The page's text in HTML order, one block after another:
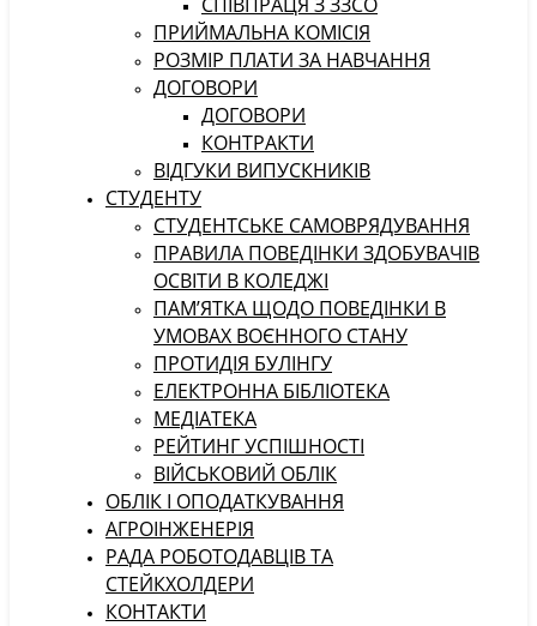
ПРИЙМАЛЬНА КОМІСІЯ
РОЗМІР ПЛАТИ ЗА НАВЧАННЯ
ДОГОВОРИ
ДОГОВОРИ
КОНТРАКТИ
ВІДГУКИ ВИПУСКНИКІВ
СТУДЕНТУ
CТУДЕНТСЬКЕ САМОВРЯДУВАННЯ
ПРАВИЛА ПОВЕДІНКИ ЗДОБУВАЧІВ
ОСВІТИ В КОЛЕДЖІ
ПАМ’ЯТКА ЩОДО ПОВЕДІНКИ В
УМОВАХ ВОЄННОГО СТАНУ
ПРОТИДІЯ БУЛІНГУ
ЕЛЕКТРОННА БІБЛІОТЕКА
МЕДІАТЕКА
РЕЙТИНГ УСПІШНОСТІ
ВІЙСЬКОВИЙ ОБЛІК
ОБЛІК І ОПОДАТКУВАННЯ
АГРОІНЖЕНЕРІЯ
РАДА РОБОТОДАВЦІВ ТА
СТЕЙКХОЛДЕРИ
КОНТАКТИ